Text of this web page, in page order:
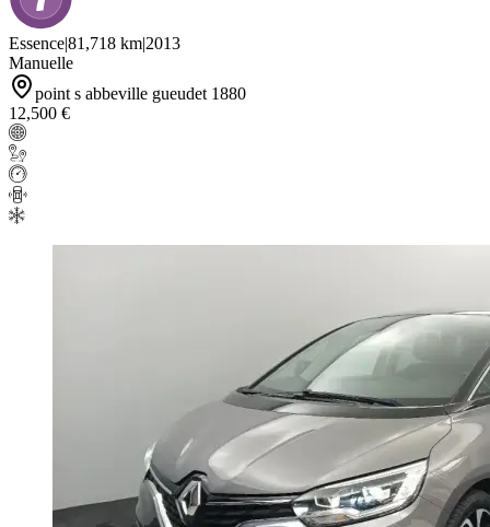
Essence|81,718 km|2013
Manuelle
point s abbeville gueudet 1880
12,500 €